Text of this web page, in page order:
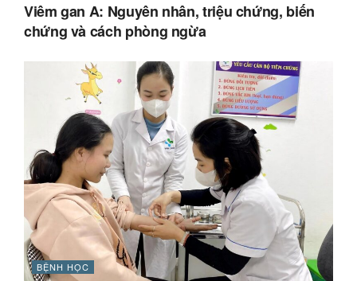
Viêm gan A: Nguyên nhân, triệu chứng, biến
chứng và cách phòng ngừa
BỆNH HỌC